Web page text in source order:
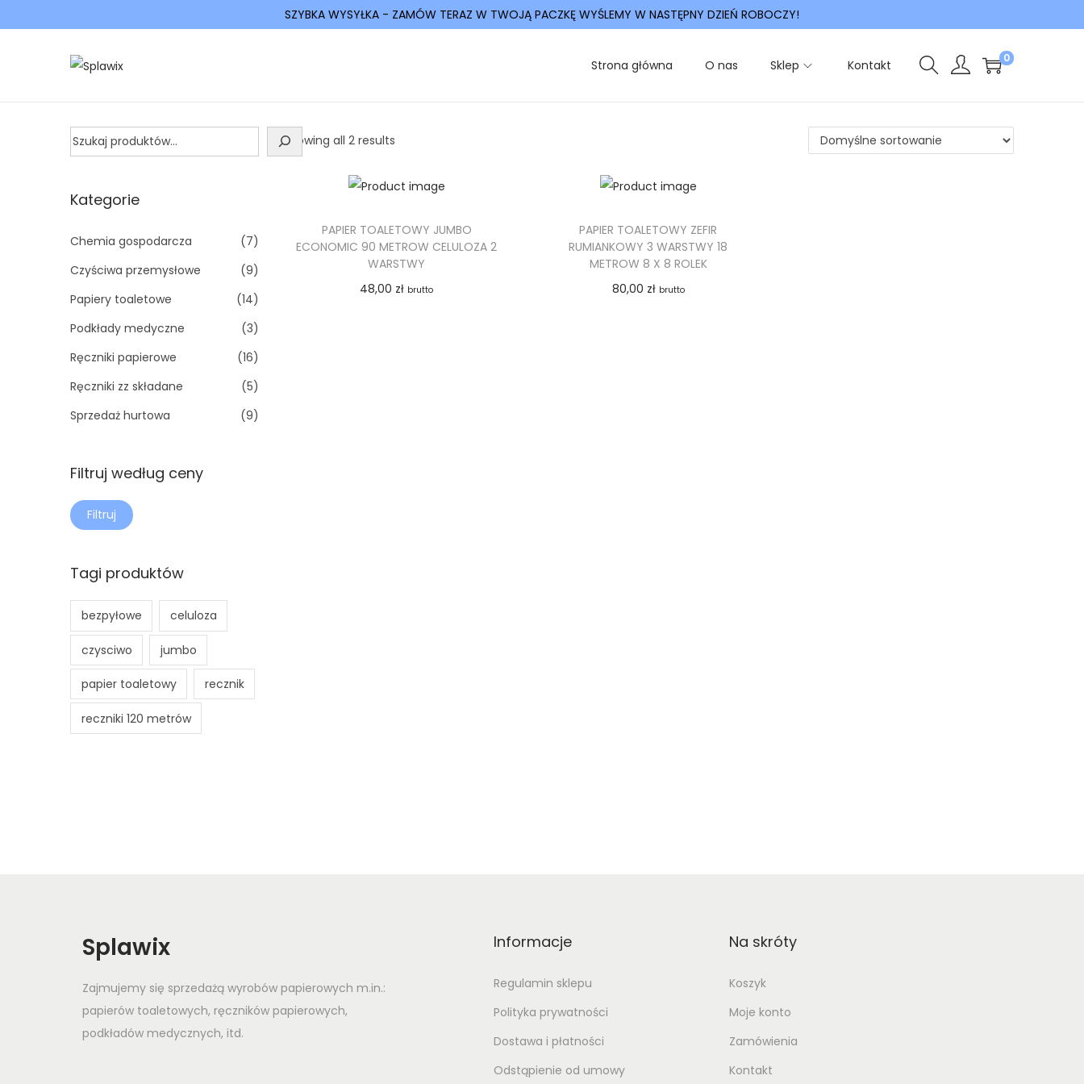
SZYBKA WYSYŁKA - ZAMÓW TERAZ W TWOJĄ PACZKĘ WYŚLEMY W NASTĘPNY DZIEŃ ROBOCZY!
Strona główna O nas Sklep Kontakt 0
Showing all 2 results
PAPIER TOALETOWY JUMBO
ECONOMIC 90 METROW CELULOZA 2
WARSTWY
48,00 zł brutto
PAPIER TOALETOWY ZEFIR
RUMIANKOWY 3 WARSTWY 18
METROW 8 X 8 ROLEK
80,00 zł brutto
Kategorie
Chemia gospodarcza
(7)
Czyściwa przemysłowe
(9)
Papiery toaletowe
(14)
Podkłady medyczne
(3)
Ręczniki papierowe
(16)
Ręczniki zz składane
(5)
Sprzedaż hurtowa
(9)
Filtruj według ceny
Filtruj
Tagi produktów
bezpyłowe celuloza
czysciwo jumbo
papier toaletowy recznik
reczniki 120 metrów
Splawix
Zajmujemy się sprzedażą wyrobów papierowych m.in.:
papierów toaletowych, ręczników papierowych,
podkładów medycznych, itd.
Informacje
Regulamin sklepu
Polityka prywatności
Dostawa i płatności
Odstąpienie od umowy
Na skróty
Koszyk
Moje konto
Zamówienia
Kontakt